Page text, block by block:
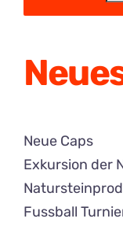
Neue Caps
Exkursion der
Fussball